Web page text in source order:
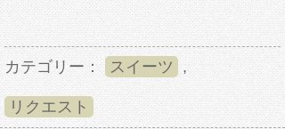
カテゴリー： スイーツ ,
リクエスト